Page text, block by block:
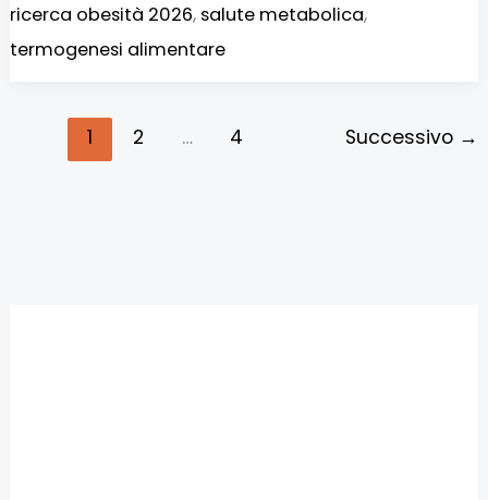
ricerca obesità 2026, salute metabolica,
termogenesi alimentare
1 2 … 4 Successivo →